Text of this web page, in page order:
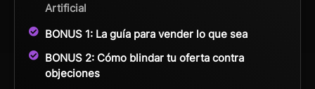
Artificial
BONUS 1: La guía para vender lo que sea
BONUS 2: Cómo blindar tu oferta contra
objeciones